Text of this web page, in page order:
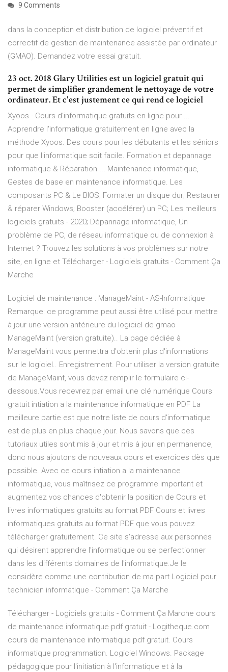
9 Comments
dans la conception et distribution de logiciel préventif et
correctif de gestion de maintenance assistée par ordinateur
(GMAO). Demandez votre essai gratuit.
23 oct. 2018 Glary Utilities est un logiciel gratuit qui
permet de simplifier grandement le nettoyage de votre
ordinateur. Et c'est justement ce qui rend ce logiciel
Xyoos - Cours d'informatique gratuits en ligne pour ...
Apprendre l'informatique gratuitement en ligne avec la
méthode Xyoos. Des cours pour les débutants et les séniors
pour que l'informatique soit facile. Formation et depannage
informatique & Réparation ... Maintenance informatique,
Gestes de base en maintenance informatique. Les
composants PC & Le BIOS; Formater un disque dur; Restaurer
& réparer Windows; Booster (accélérer) un PC; Les meilleurs
logiciels gratuits - 2020; Dépannage informatique, Un
problème de PC, de réseau informatique ou de connexion à
Internet ? Trouvez les solutions à vos problèmes sur notre
site, en ligne et Télécharger - Logiciels gratuits - Comment Ça
Marche
Logiciel de maintenance : ManageMaint - AS-Informatique
Remarque: ce programme peut aussi être utilisé pour mettre
à jour une version antérieure du logiciel de gmao
ManageMaint (version gratuite).. La page dédiée à
ManageMaint vous permettra d'obtenir plus d'informations
sur le logiciel.. Enregistrement. Pour utiliser la version gratuite
de ManageMaint, vous devez remplir le formulaire ci-
dessous.Vous recevrez par email une clé numérique Cours
gratuit intiation a la maintenance informatique en PDF La
meilleure partie est que notre liste de cours d'informatique
est de plus en plus chaque jour. Nous savons que ces
tutoriaux utiles sont mis à jour et mis à jour en permanence,
donc nous ajoutons de nouveaux cours et exercices dès que
possible. Avec ce cours intiation a la maintenance
informatique, vous maîtrisez ce programme important et
augmentez vos chances d'obtenir la position de Cours et
livres informatiques gratuits au format PDF Cours et livres
informatiques gratuits au format PDF que vous pouvez
télécharger gratuitement. Ce site s'adresse aux personnes
qui désirent apprendre l'informatique ou se perfectionner
dans les différents domaines de l'informatique.Je le
considère comme une contribution de ma part Logiciel pour
technicien informatique - Comment Ça Marche
Télécharger - Logiciels gratuits - Comment Ça Marche cours
de maintenance informatique pdf gratuit - Logitheque.com
cours de maintenance informatique pdf gratuit. Cours
informatique programmation. Logiciel Windows. Package
pédagogique pour l'initiation à l'informatique et à la